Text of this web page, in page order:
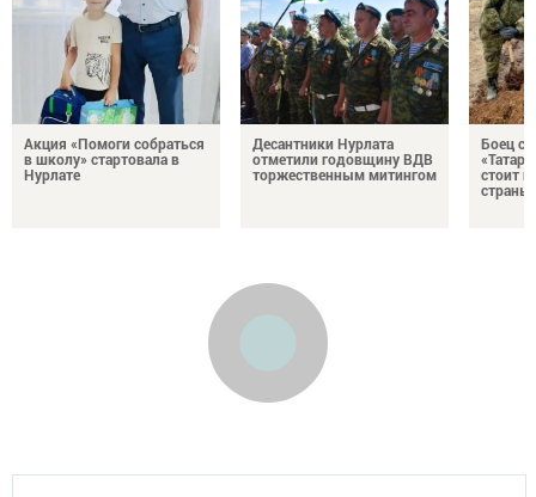
Акция «Помоги собраться
в школу» стартовала в
Нурлате
Десантники Нурлата
отметили годовщину ВДВ
торжественным митингом
Боец с
стоит
страны